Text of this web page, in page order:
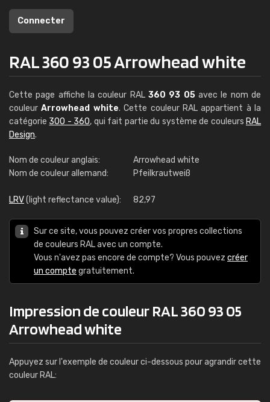
Connecter
RAL 360 93 05 Arrowhead white
Cette page affiche la couleur RAL 360 93 05avec le nom de
couleurArrowhead white. Cette couleur RAL appartient à la
catégorie 300 - 360, qui fait partie du système de couleurs RAL
Design.
Nom de couleur anglais:
Arrowhead white
Nom de couleur allemand:
Pfeilkrautweiß
LRV(light reflectance value): 82,97
Sur ce site, vous pouvez créer vos propres collections
de couleurs RAL avec un compte.
Vous n'avez pas encore de compte? Vous pouvez créer
un compte gratuitement.
Impression de couleur RAL 360 93 05
Arrowhead white
Appuyez sur l'exemple de couleur ci-dessous pour agrandir cette
couleur RAL: